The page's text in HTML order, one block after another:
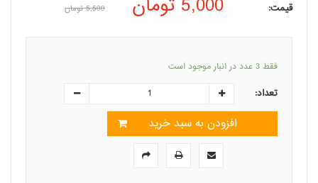
قیمت: 5,500 تومان
فقط 3 عدد در انبار موجود است
تعداد:
افزودن به سبد خرید